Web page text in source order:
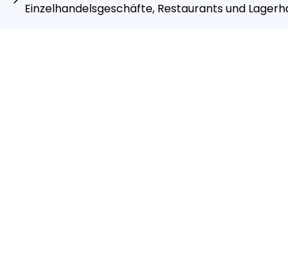
Einzelhandelsgeschäfte, Restaurants und